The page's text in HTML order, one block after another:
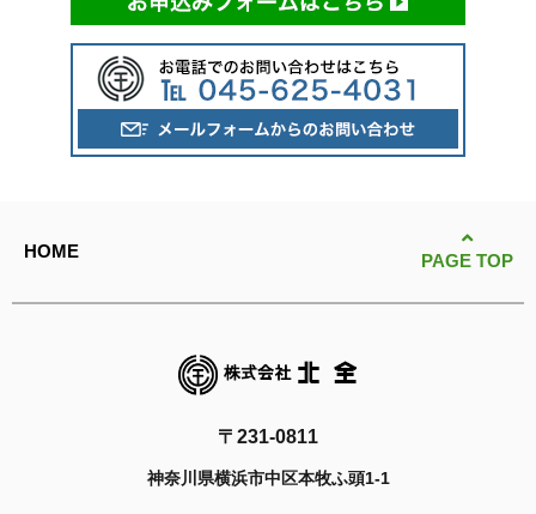
HOME PAGE TOP
〒231-0811
神奈川県横浜市中区本牧ふ頭1-1